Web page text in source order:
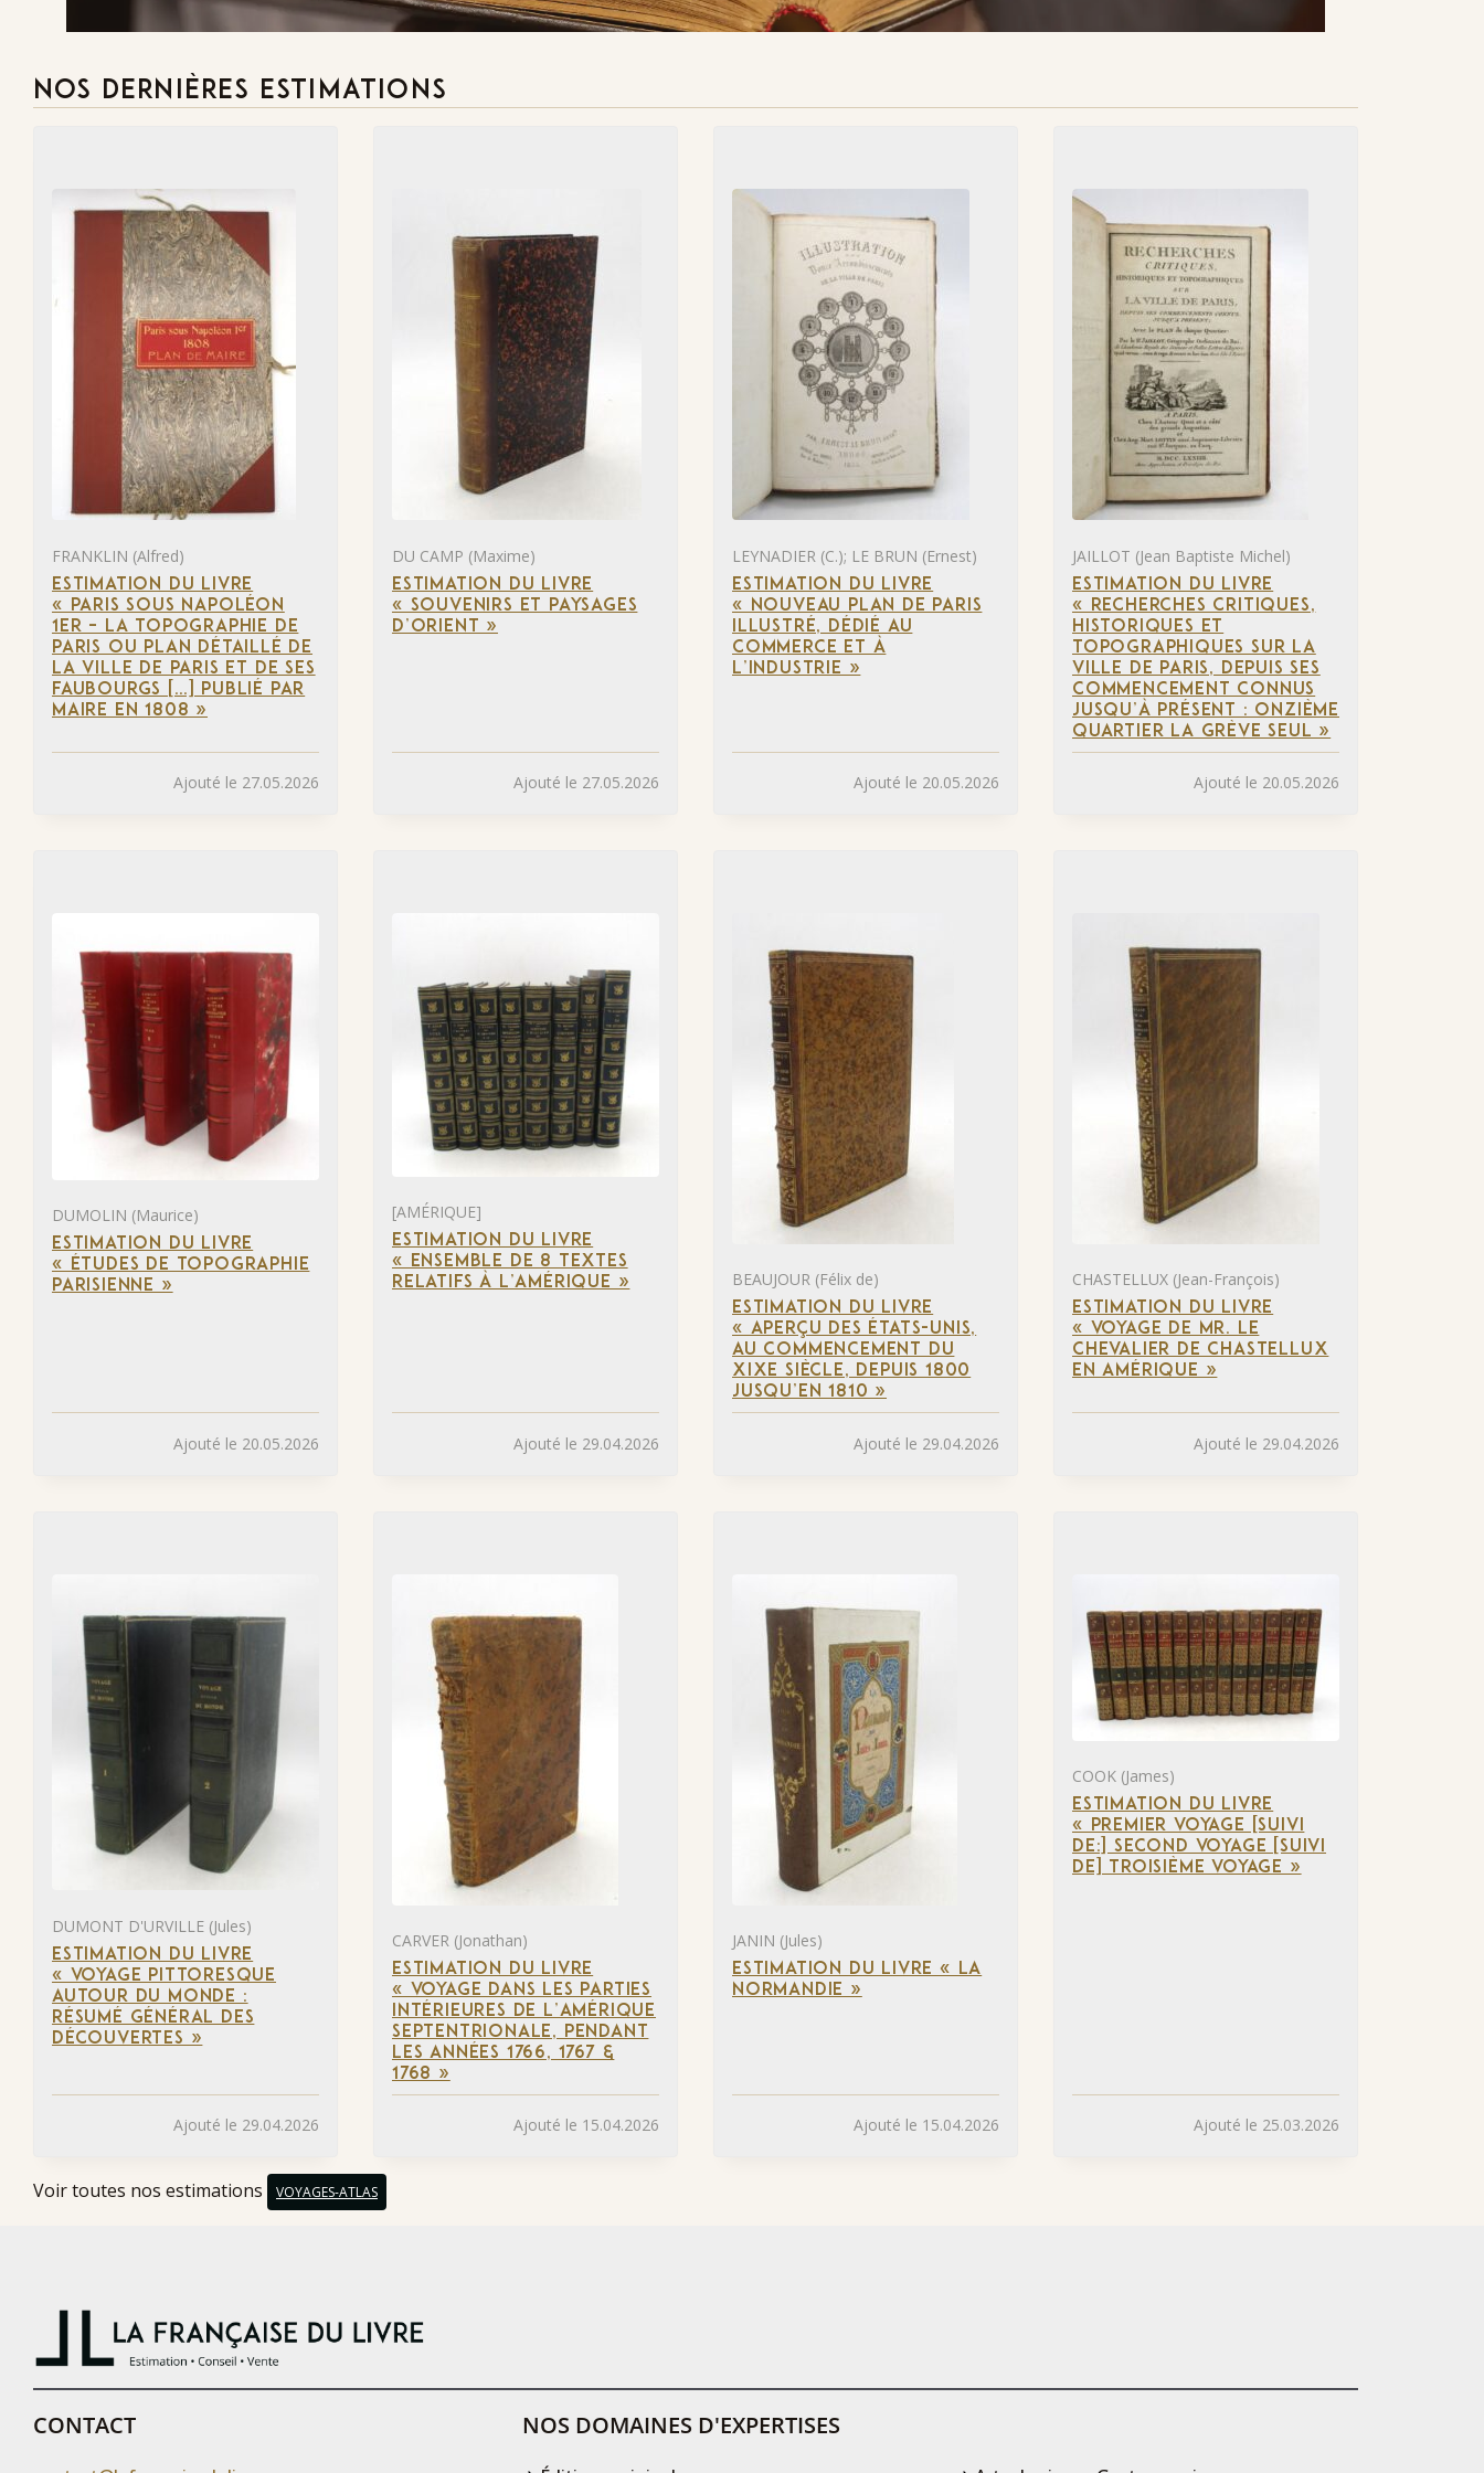
NOS DERNIÈRES ESTIMATIONS
FRANKLIN (Alfred)
ESTIMATION DU LIVRE
« PARIS SOUS NAPOLÉON
1ER – LA TOPOGRAPHIE DE
PARIS OU PLAN DÉTAILLÉ DE
LA VILLE DE PARIS ET DE SES
FAUBOURGS […] PUBLIÉ PAR
MAIRE EN 1808 »
Ajouté le 27.05.2026
DU CAMP (Maxime)
ESTIMATION DU LIVRE
« SOUVENIRS ET PAYSAGES
D’ORIENT »
Ajouté le 27.05.2026
LEYNADIER (C.); LE BRUN (Ernest)
ESTIMATION DU LIVRE
« NOUVEAU PLAN DE PARIS
ILLUSTRÉ, DÉDIÉ AU
COMMERCE ET À
L’INDUSTRIE »
Ajouté le 20.05.2026
JAILLOT (Jean Baptiste Michel)
ESTIMATION DU LIVRE
« RECHERCHES CRITIQUES,
HISTORIQUES ET
TOPOGRAPHIQUES SUR LA
VILLE DE PARIS, DEPUIS SES
COMMENCEMENT CONNUS
JUSQU’À PRÉSENT : ONZIÈME
QUARTIER LA GRÈVE SEUL »
Ajouté le 20.05.2026
DUMOLIN (Maurice)
ESTIMATION DU LIVRE
« ÉTUDES DE TOPOGRAPHIE
PARISIENNE »
Ajouté le 20.05.2026
[AMÉRIQUE]
ESTIMATION DU LIVRE
« ENSEMBLE DE 8 TEXTES
RELATIFS À L’AMÉRIQUE »
Ajouté le 29.04.2026
BEAUJOUR (Félix de)
ESTIMATION DU LIVRE
« APERÇU DES ÉTATS-UNIS,
AU COMMENCEMENT DU
XIXE SIÈCLE, DEPUIS 1800
JUSQU’EN 1810 »
Ajouté le 29.04.2026
CHASTELLUX (Jean-François)
ESTIMATION DU LIVRE
« VOYAGE DE MR. LE
CHEVALIER DE CHASTELLUX
EN AMÉRIQUE »
Ajouté le 29.04.2026
DUMONT D'URVILLE (Jules)
ESTIMATION DU LIVRE
« VOYAGE PITTORESQUE
AUTOUR DU MONDE :
RÉSUMÉ GÉNÉRAL DES
DÉCOUVERTES »
Ajouté le 29.04.2026
CARVER (Jonathan)
ESTIMATION DU LIVRE
« VOYAGE DANS LES PARTIES
INTÉRIEURES DE L’AMÉRIQUE
SEPTENTRIONALE, PENDANT
LES ANNÉES 1766, 1767 &
1768 »
Ajouté le 15.04.2026
JANIN (Jules)
ESTIMATION DU LIVRE « LA
NORMANDIE »
Ajouté le 15.04.2026
COOK (James)
ESTIMATION DU LIVRE
« PREMIER VOYAGE [SUIVI
DE:] SECOND VOYAGE [SUIVI
DE] TROISIÈME VOYAGE »
Ajouté le 25.03.2026
Voir toutes nos estimations VOYAGES-ATLAS
CONTACT NOS DOMAINES D'EXPERTISES